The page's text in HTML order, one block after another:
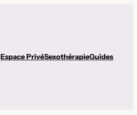
Espace PrivéSexothérapieGuides